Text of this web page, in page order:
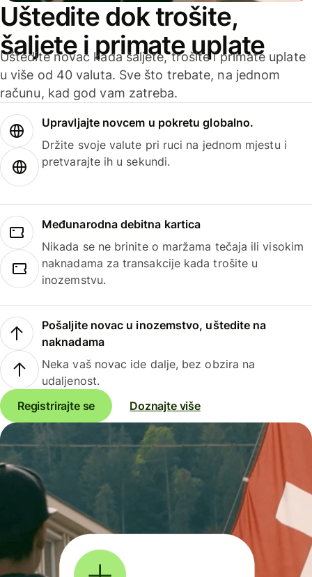
Uštedite dok trošite,
šaljete i primate uplate
Uštedite novac kada šaljete, trošite i primate uplate
u više od 40 valuta. Sve što trebate, na jednom
računu, kad god vam zatreba.
Upravljajte novcem u pokretu globalno.
Držite svoje valute pri ruci na jednom mjestu i
pretvarajte ih u sekundi.
Međunarodna debitna kartica
Nikada se ne brinite o maržama tečaja ili visokim
naknadama za transakcije kada trošite u
inozemstvu.
Pošaljite novac u inozemstvo, uštedite na
naknadama
Neka vaš novac ide dalje, bez obzira na
udaljenost.
Registrirajte se
Doznajte više